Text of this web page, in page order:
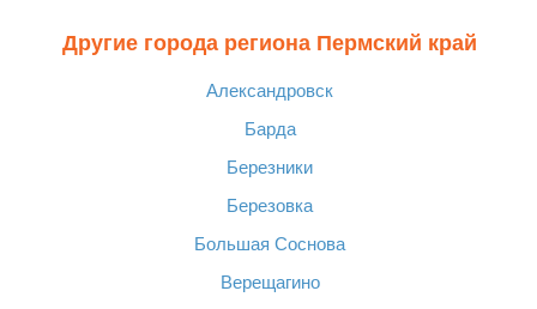
Другие города региона Пермский край
Александровск
Барда
Березники
Березовка
Большая Соснова
Верещагино